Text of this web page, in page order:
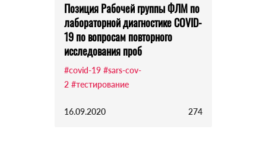
Позиция Рабочей группы ФЛМ по
лабораторной диагностике COVID-
19 по вопросам повторного
исследования проб
#covid-19 #sars-cov-
2 #тестирование
16.09.2020 274